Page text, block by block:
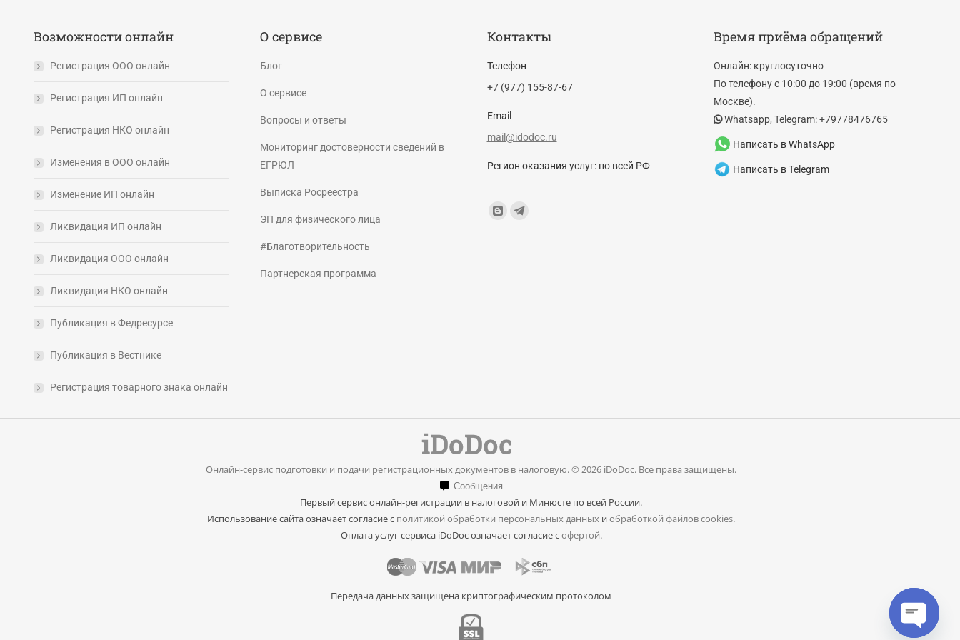
Возможности онлайн
Регистрация ООО онлайн
Регистрация ИП онлайн
Регистрация НКО онлайн
Изменения в ООО онлайн
Изменение ИП онлайн
Ликвидация ИП онлайн
Ликвидация ООО онлайн
Ликвидация НКО онлайн
Публикация в Федресурсе
Публикация в Вестнике
Регистрация товарного знака онлайн
О сервисе
Блог
О сервисе
Вопросы и ответы
Мониторинг достоверности сведений в
ЕГРЮЛ
Выписка Росреестра
ЭП для физического лица
#Благотворительность
Партнерская программа
Контакты
Телефон
+7 (977) 155-87-67
Email
mail@idodoc.ru
Регион оказания услуг: по всей РФ
Find us on:
BloggerTelegram
Время приёма обращений
Онлайн: круглосуточно
По телефону с 10:00 до 19:00 (время по
Москве).
Whatsapp, Telegram: +79778476765
Написать в WhatsApp
Написать в Telegram
Онлайн-сервис подготовки и подачи регистрационных документов в налоговую. © 2026 iDoDoc. Все права защищены.
Сообщения
Первый сервис онлайн-регистрации в налоговой и Минюсте по всей России.
Использование сайта означает согласие с политикой обработки персональных данных иобработкой файлов cookies.
Оплата услуг сервиса iDoDoc означает согласие софертой.
Передача данных защищена криптографическим протоколом